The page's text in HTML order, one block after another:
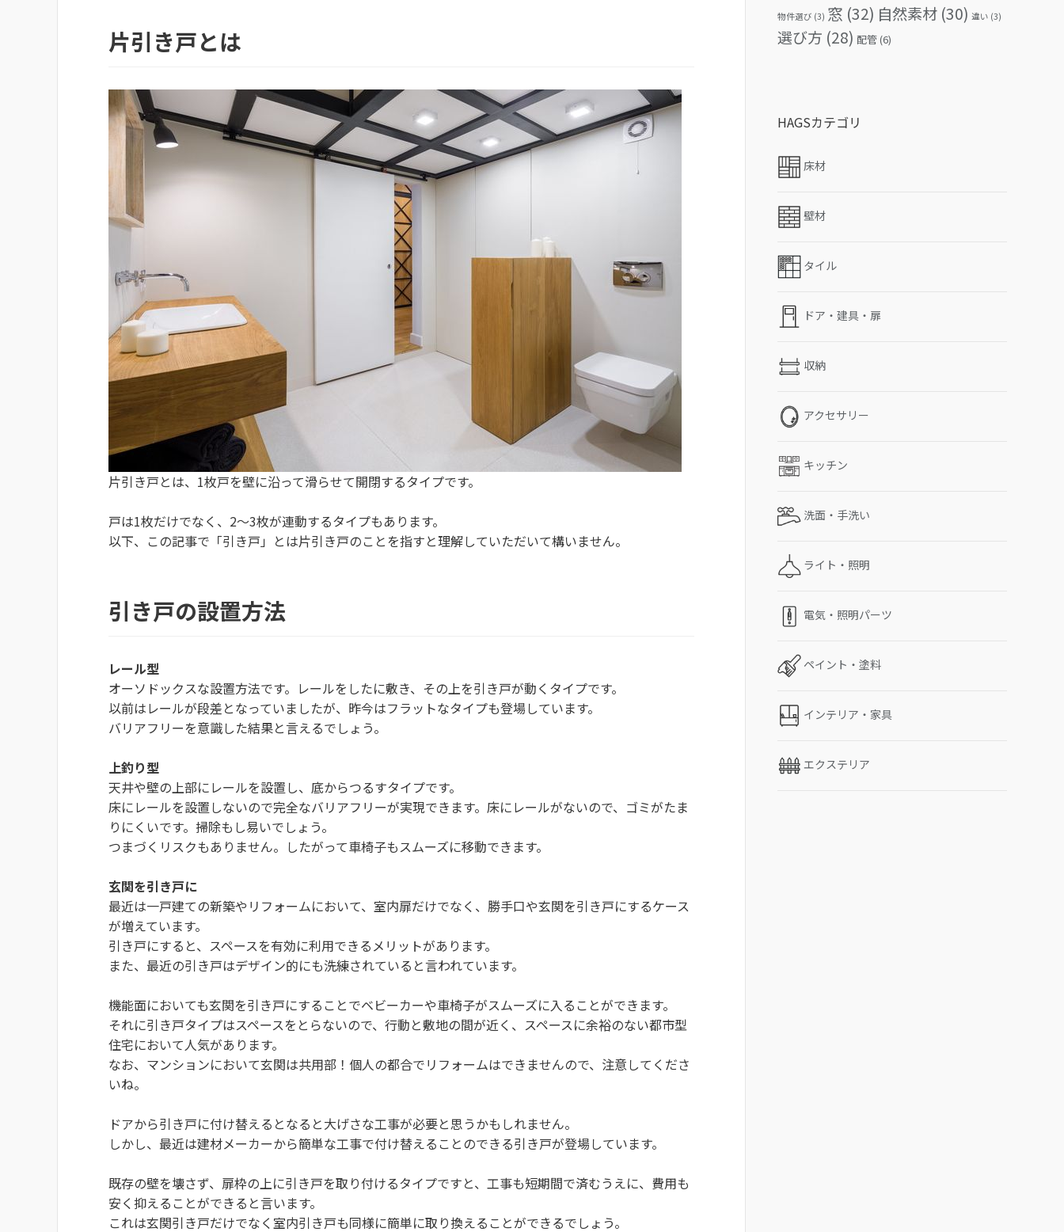
片引き戸とは
片引き戸とは、1枚戸を壁に沿って滑らせて開閉するタイプです。
戸は1枚だけでなく、2～3枚が連動するタイプもあります。
以下、この記事で「引き戸」とは片引き戸のことを指すと理解していただいて構いません。
引き戸の設置方法
レール型
オーソドックスな設置方法です。レールをしたに敷き、その上を引き戸が動くタイプです。
以前はレールが段差となっていましたが、昨今はフラットなタイプも登場しています。
バリアフリーを意識した結果と言えるでしょう。
上釣り型
天井や壁の上部にレールを設置し、底からつるすタイプです。
床にレールを設置しないので完全なバリアフリーが実現できます。床にレールがないので、ゴミがたま
りにくいです。掃除もし易いでしょう。
つまづくリスクもありません。したがって車椅子もスムーズに移動できます。
玄関を引き戸に
最近は一戸建ての新築やリフォームにおいて、室内扉だけでなく、勝手口や玄関を引き戸にするケース
が増えています。
引き戸にすると、スペースを有効に利用できるメリットがあります。
また、最近の引き戸はデザイン的にも洗練されていると言われています。
機能面においても玄関を引き戸にすることでベビーカーや車椅子がスムーズに入ることができます。
それに引き戸タイプはスペースをとらないので、行動と敷地の間が近く、スペースに余裕のない都市型
住宅において人気があります。
なお、マンションにおいて玄関は共用部！個人の都合でリフォームはできませんので、注意してくださ
いね。
ドアから引き戸に付け替えるとなると大げさな工事が必要と思うかもしれません。
しかし、最近は建材メーカーから簡単な工事で付け替えることのできる引き戸が登場しています。
既存の壁を壊さず、扉枠の上に引き戸を取り付けるタイプですと、工事も短期間で済むうえに、費用も
安く抑えることができると言います。
これは玄関引き戸だけでなく室内引き戸も同様に簡単に取り換えることができるでしょう。
物件選び (3) 窓 (32) 自然素材 (30) 違い (3)
選び方 (28) 配管(6)
HAGSカテゴリ
床材
壁材
タイル
ドア・建具・扉
収納
アクセサリー
キッチン
洗面・手洗い
ライト・照明
電気・照明パーツ
ペイント・塗料
インテリア・家具
エクステリア